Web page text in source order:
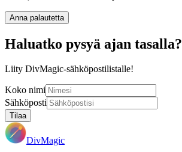
Anna palautetta
Haluatko pysyä ajan tasalla?
Liity DivMagic-sähköpostilistalle!
Koko nimi
Sähköposti
Tilaa
DivMagic